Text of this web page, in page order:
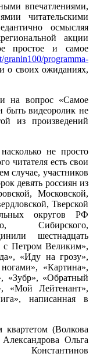
впечатлениями,
читательскими
осмысляя
акции
простое и самое
programma-
о своих ожиданиях,
на вопрос «Самое
быть видеоролик не
из произведений
не просто
читателя есть свои
случае, участников
девять россиян из
Московской,
Тверской
округов РФ
Сибирского,
шестнадцать
с Петром Великим»,
«Иду на грозу»,
«Картина»,
«Зубр», «Обратный
«Мой Лейтенант»,
написанная в
квартетом (Волкова
Александрова Ольга